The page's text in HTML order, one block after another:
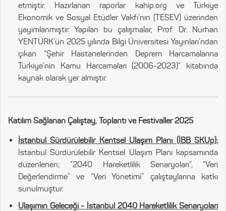
etmiştir. Hazırlanan raporlar kahip.org ve Türkiye
Ekonomik ve Sosyal Etüdler Vakfı’nın (TESEV) üzerinden
yayımlanmıştır. Yapılan bu çalışmalar, Prof. Dr. Nurhan
YENTÜRK’ün 2025 yılında Bilgi Üniversitesi Yayınları’ndan
çıkan “Şehir Hastanelerinden Deprem Harcamalarına
Türkiye’nin Kamu Harcamaları (2006-2023)” kitabında
kaynak olarak yer almıştır.
Katılım Sağlanan Çalıştay, Toplantı ve Festivaller 2025
İstanbul Sürdürülebilir Kentsel Ulaşım Planı (İBB SKUp):
İstanbul Sürdürülebilir Kentsel Ulaşım Planı kapsamında
düzenlenen; “2040 Hareketlilik Senaryoları”, “Veri
Değerlendirme” ve “Veri Yönetimi” çalıştaylarına katkı
sunulmuştur.
Ulaşımın Geleceği - İstanbul 2040 Hareketlilik Senaryoları